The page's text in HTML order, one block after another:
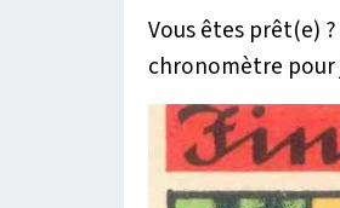
Vous êtes prêt(e)
chronomètre pour